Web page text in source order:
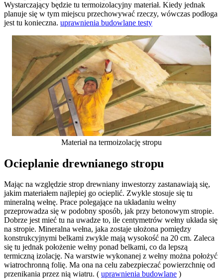
Wystarczający będzie tu termoizolacyjny materiał. Kiedy jednak
planuje się w tym miejscu przechowywać rzeczy, wówczas podłoga
jest tu konieczna. uprawnienia budowlane testy
Materiał na termoizolację stropu
Ocieplanie drewnianego stropu
Mając na względzie strop drewniany inwestorzy zastanawiają się,
jakim materiałem najlepiej go ocieplić. Zwykle stosuje się tu
mineralną wełnę. Prace polegające na układaniu wełny
przeprowadza się w podobny sposób, jak przy betonowym stropie.
Dobrze jest mieć tu na uwadze to, ile centymetrów wełny układa się
na stropie. Mineralna wełna, jaka zostaje ułożona pomiędzy
konstrukcyjnymi belkami zwykle mają wysokość na 20 cm. Zaleca
się tu jednak położenie wełny ponad belkami, co da lepszą
termiczną izolację. Na warstwie wykonanej z wełny można położyć
wiatrochronną folię. Ma ona na celu zabezpieczać powierzchnię od
przenikania przez nią wiatru. ( uprawnienia budowlane )